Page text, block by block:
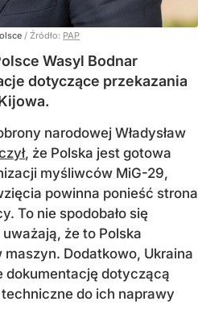
/ Źródło: PAP
Wasyl Bodnar
dotyczące przekazania
narodowej Władysław
, że Polska jest gotowa
myśliwców MiG-29,
powinna ponieść strona
To nie spodobało się
że to Polska
Dodatkowo, Ukraina
dokumentację dotyczącą
do ich naprawy